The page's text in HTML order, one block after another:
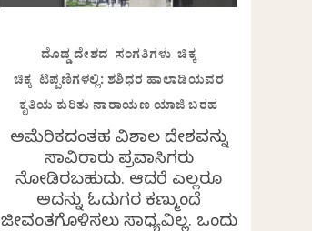
ದೊಡ್ಡ ದೇಶದ ಸಂಗತಿಗಳು ಚಿಕ್ಕ
ಚಿಕ್ಕ ಟಿಪ್ಪಣಿಗಳಲ್ಲಿ: ಶಶಿಧರ ಹಾಲಾಡಿಯವರ
ಕೃತಿಯ ಕುರಿತು ನಾರಾಯಣ ಯಾಜಿ ಬರಹ
ಅಮೆರಿಕದಂತಹ ವಿಶಾಲ ದೇಶವನ್ನು
ಸಾವಿರಾರು ಪ್ರವಾಸಿಗರು
ನೋಡಿರಬಹುದು. ಆದರೆ ಎಲ್ಲರೂ
ಅದನ್ನು ಓದುಗರ ಕಣ್ಮುಂದೆ
ಜೀವಂತಗೊಳಿಸಲು ಸಾಧ್ಯವಿಲ್ಲ. ಒಂದು